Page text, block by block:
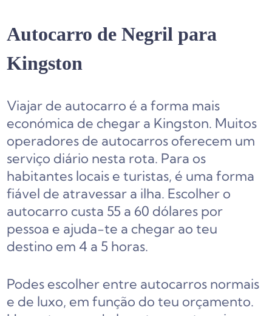
Autocarro de Negril para
Kingston
Viajar de autocarro é a forma mais
económica de chegar a Kingston. Muitos
operadores de autocarros oferecem um
serviço diário nesta rota. Para os
habitantes locais e turistas, é uma forma
fiável de atravessar a ilha. Escolher o
autocarro custa 55 a 60 dólares por
pessoa e ajuda-te a chegar ao teu
destino em 4 a 5 horas.
Podes escolher entre autocarros normais
e de luxo, em função do teu orçamento.